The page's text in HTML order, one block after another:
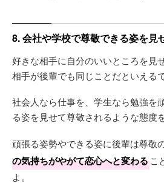
8. 会社や学校で尊敬できる姿を見
好きな相手に自分のいいところを見
相手が後輩でも同じことだといえる
社会人なら仕事を、学生なら勉強を
る姿を見せて尊敬されるような態度
頑張る姿勢やできる姿に後輩は尊敬
の気持ちがやがて恋心へと変わるこ
よ。